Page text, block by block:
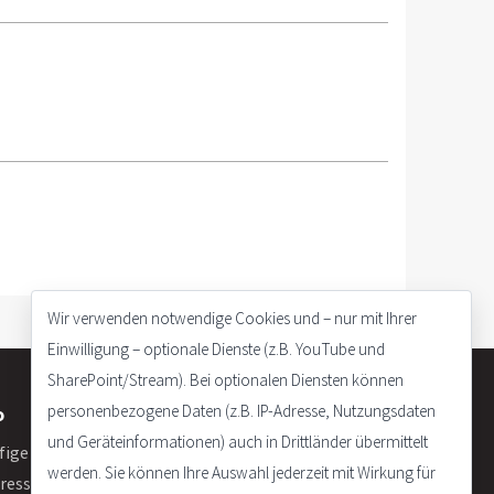
Fragen
Wir verwenden notwendige Cookies und – nur mit Ihrer
Einwilligung – optionale Dienste (z.B. YouTube und
SharePoint/Stream). Bei optionalen Diensten können
personenbezogene Daten (z.B. IP-Adresse, Nutzungsdaten
und Geräteinformationen) auch in Drittländer übermittelt
werden. Sie können Ihre Auswahl jederzeit mit Wirkung für